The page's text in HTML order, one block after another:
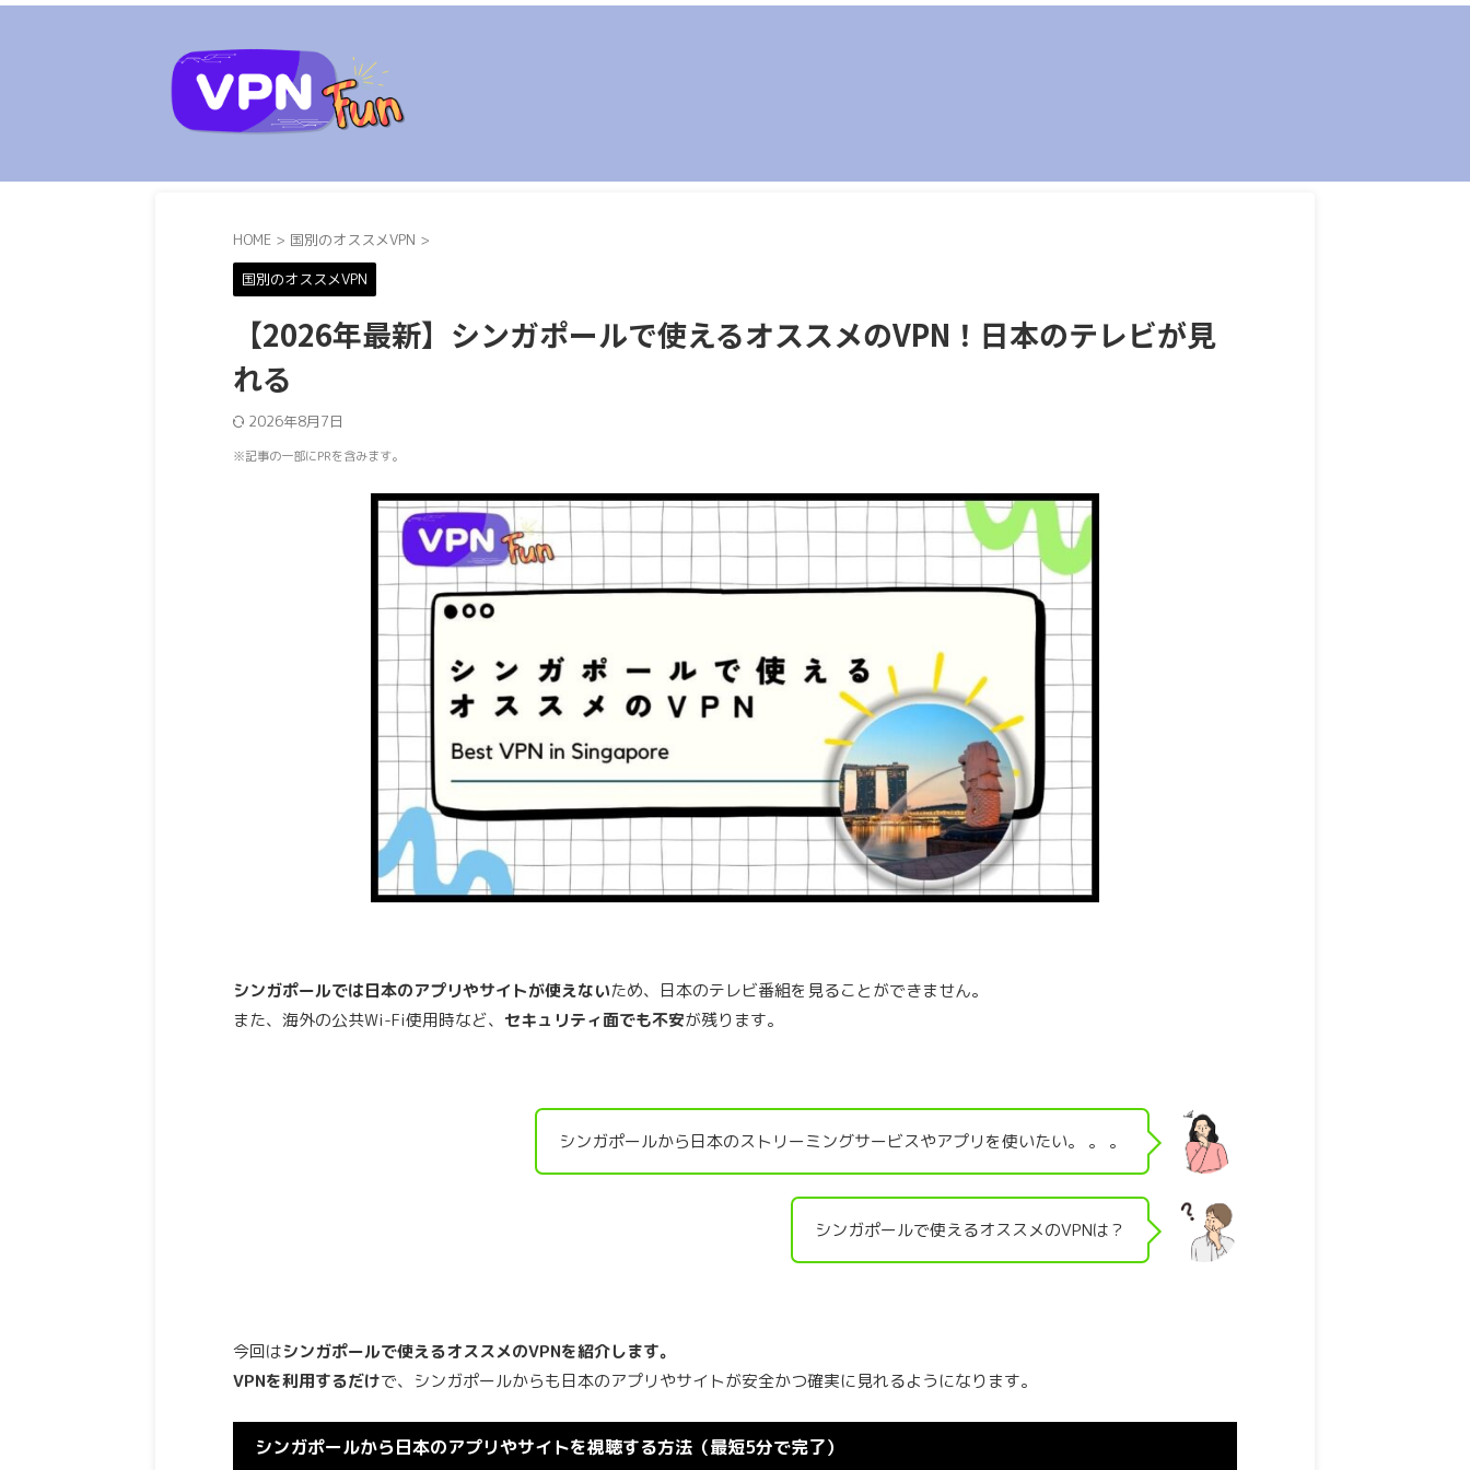
HOME > 国別のオススメVPN >
国別のオススメVPN
【2026年最新】シンガポールで使えるオススメのVPN！日本のテレビが見
れる
2026年8月7日
※記事の一部にPRを含みます。
シンガポールでは日本のアプリやサイトが使えないため、日本のテレビ番組を見ることができません。
また、海外の公共Wi-Fi使用時など、 セキュリティ面でも不安が残ります。
シンガポールから日本のストリーミングサービスやアプリを使いたい。 。 。
シンガポールで使えるオススメのVPNは？
今回はシンガポールで使えるオススメのVPNを紹介します。
VPNを利用するだけで、 シンガポールからも日本のアプリやサイトが安全かつ確実に見れるようになります。
シンガポールから日本のアプリやサイトを視聴する方法（最短5分で完了）